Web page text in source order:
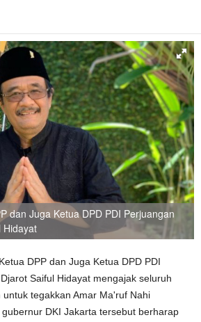
dan Juga Ketua DPD PDI Perjuangan
Hidayat
DPP dan Juga Ketua DPD PDI
Saiful Hidayat mengajak seluruh
tegakkan Amar Ma'ruf Nahi
DKI Jakarta tersebut berharap